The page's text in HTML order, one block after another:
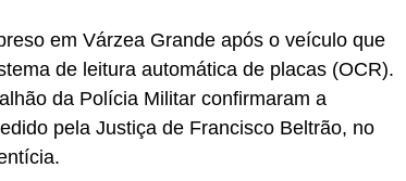
em Várzea Grande após o veículo que
de leitura automática de placas (OCR).
da Polícia Militar confirmaram a
pela Justiça de Francisco Beltrão, no